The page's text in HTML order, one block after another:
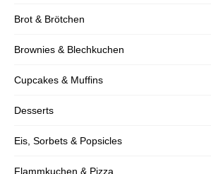
Brot & Brötchen
Brownies & Blechkuchen
Cupcakes & Muffins
Desserts
Eis, Sorbets & Popsicles
Flammkuchen & Pizza
regelmäßig neue Rezepte
Ich stimme der